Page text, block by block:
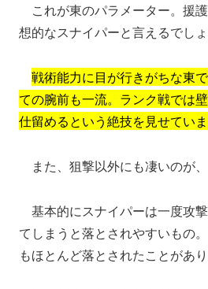
これが東のパラメーター。援
想的なスナイパーと言えるでしょ
戦術能力に目が行きがちな東
ての腕前も一流。ランク戦では
仕留めるという絶技を見せていま
また、狙撃以外にも凄いのが
基本的にスナイパーは一度攻
てしまうと落とされやすいもの
もほとんど落とされたことがあり